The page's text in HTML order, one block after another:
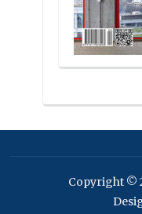
Copyright ©